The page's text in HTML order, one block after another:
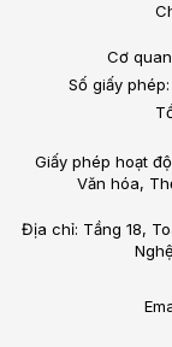
Cơ
Số giấy
Giấy phép hoạt
Văn hóa,
Địa chỉ: Tầng 18,